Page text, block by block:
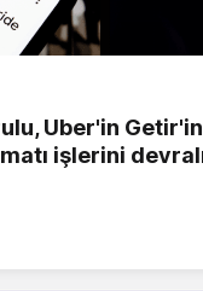
Uber'in
işlerini